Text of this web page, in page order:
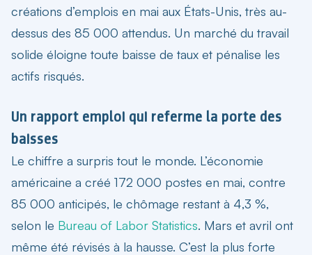
créations d’emplois en mai aux États-Unis, très au-
dessus des 85 000 attendus. Un marché du travail
solide éloigne toute baisse de taux et pénalise les
actifs risqués.
Un rapport emploi qui referme la porte des
baisses
Le chiffre a surpris tout le monde. L’économie
américaine a créé 172 000 postes en mai, contre
85 000 anticipés, le chômage restant à 4,3 %,
selon le Bureau of Labor Statistics. Mars et avril ont
même été révisés à la hausse. C’est la plus forte